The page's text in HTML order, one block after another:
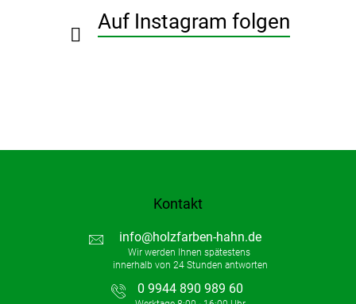
Auf Instagram folgen
Kontakt
info@holzfarben-hahn.de
0 9944 890 989 60